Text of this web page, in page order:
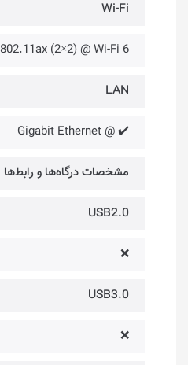
Wi-Fi
802.11ax (2×2) @ Wi-Fi 6
LAN
✔️ @ Gigabit Ethernet
مشخصات درگاه‌ها و رابط‌ها
USB2.0
❌
USB3.0
❌